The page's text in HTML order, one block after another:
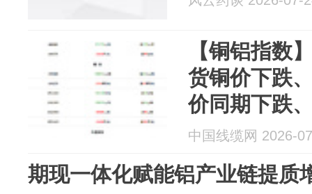
【铜铝指数
货铜价下跌
价同期下跌
中国线缆网 2026-
期现一体化赋能铝产业链提质